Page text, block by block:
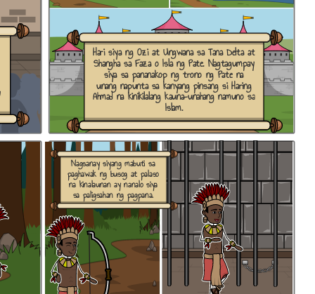
Hari siya ng Ozi at Ungwana sa Tana Delta at
Shangha sa Faza o Isla ng Pate. Nagtagumpay
siya sa pananakop ng trono ng Pate na
unang napunta sa kanyang pinsang si Haring
Ahmad na kinikilalang kauna-unahang namuno sa
Islam.
Nagsanay siyang mabuti sa
paghawak ng busog at palaso
na kinalaunan ay nanalo siya
sa paligsahan ng pagpana.